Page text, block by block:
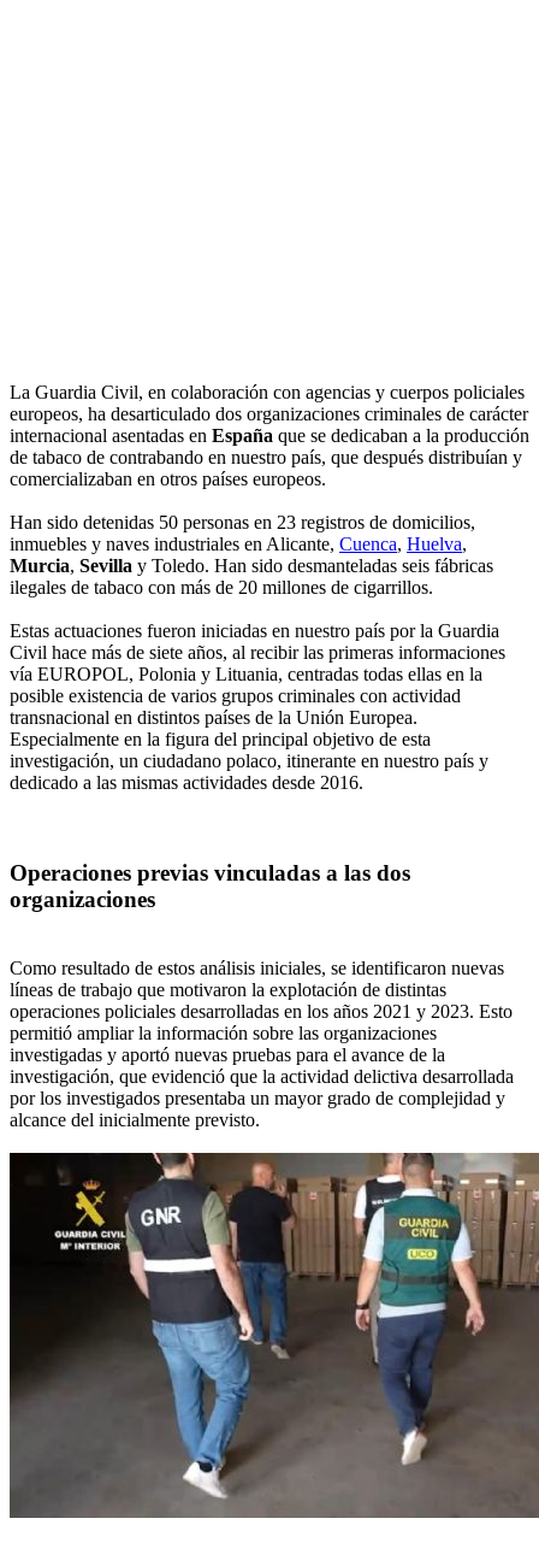
La Guardia Civil, en colaboración con agencias y cuerpos policiales
europeos, ha desarticulado dos organizaciones criminales de carácter
internacional asentadas en España que se dedicaban a la producción
de tabaco de contrabando en nuestro país, que después distribuían y
comercializaban en otros países europeos.
Han sido detenidas 50 personas en 23 registros de domicilios,
inmuebles y naves industriales en Alicante, Cuenca, Huelva,
Murcia, Sevilla y Toledo. Han sido desmanteladas seis fábricas
ilegales de tabaco con más de 20 millones de cigarrillos.
Estas actuaciones fueron iniciadas en nuestro país por la Guardia
Civil hace más de siete años, al recibir las primeras informaciones
vía EUROPOL, Polonia y Lituania, centradas todas ellas en la
posible existencia de varios grupos criminales con actividad
transnacional en distintos países de la Unión Europea.
Especialmente en la figura del principal objetivo de esta
investigación, un ciudadano polaco, itinerante en nuestro país y
dedicado a las mismas actividades desde 2016.
Operaciones previas vinculadas a las dos
organizaciones
Como resultado de estos análisis iniciales, se identificaron nuevas
líneas de trabajo que motivaron la explotación de distintas
operaciones policiales desarrolladas en los años 2021 y 2023. Esto
permitió ampliar la información sobre las organizaciones
investigadas y aportó nuevas pruebas para el avance de la
investigación, que evidenció que la actividad delictiva desarrollada
por los investigados presentaba un mayor grado de complejidad y
alcance del inicialmente previsto.